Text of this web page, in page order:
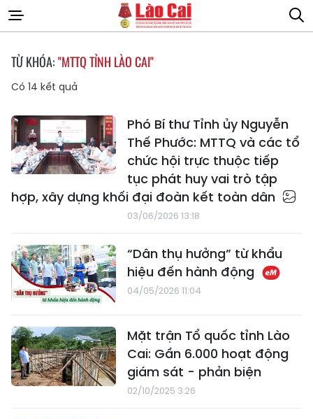
TỪ KHÓA:"MTTQ TỈNH LÀO CAI"
Có 14 kết quả
Phó Bí thư Tỉnh ủy Nguyễn
Thế Phước: MTTQ và các tổ
chức hội trực thuộc tiếp
tục phát huy vai trò tập
hợp, xây dựng khối đại đoàn kết toàn dân
03/06/2026 13:18
“Dân thụ hưởng” từ khẩu
hiệu đến hành động
04/05/2026 11:04
Mặt trận Tổ quốc tỉnh Lào
Cai: Gần 6.000 hoạt động
giám sát - phản biện
02/10/2025 3:26